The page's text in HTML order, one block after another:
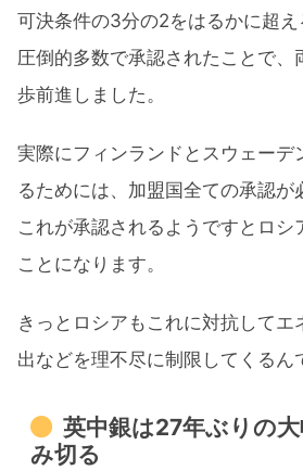
可決条件の3分の2をはるかに超
圧倒的多数で承認されたことで、
歩前進しました。
実際にフィンランドとスウェーデ
るためには、加盟国全ての承認が
これが承認されるようですとロシ
ことになります。
きっとロシアもこれに対抗してエ
出などを理不尽に制限してくるん
英中銀は27年ぶりの
み切る